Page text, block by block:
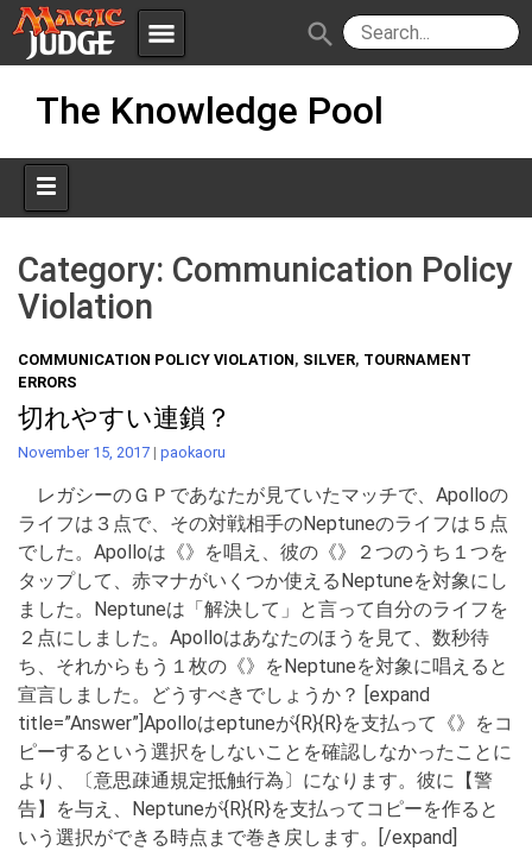
menu
Apps JudgeApps
Forum
Judges
Policies IPG
JAR
search
The Knowledge Pool
Category: Communication Policy
Violation
COMMUNICATION POLICY VIOLATION, SILVER, TOURNAMENT
ERRORS
切れやすい連鎖？
November 15, 2017 | paokaoru
レガシーのＧＰであなたが見ていたマッチで、Apolloの
ライフは３点で、その対戦相手のNeptuneのライフは５点
でした。Apolloは《》を唱え、彼の《》２つのうち１つを
タップして、赤マナがいくつか使えるNeptuneを対象にし
ました。Neptuneは「解決して」と言って自分のライフを
２点にしました。Apolloはあなたのほうを見て、数秒待
ち、それからもう１枚の《》をNeptuneを対象に唱えると
宣言しました。どうすべきでしょうか？ [expand
title=”Answer”]Apolloはeptuneが{R}{R}を支払って《》をコ
ピーするという選択をしないことを確認しなかったことに
より、〔意思疎通規定抵触行為〕になります。彼に【警
告】を与え、Neptuneが{R}{R}を支払ってコピーを作ると
いう選択ができる時点まで巻き戻します。[/expand]